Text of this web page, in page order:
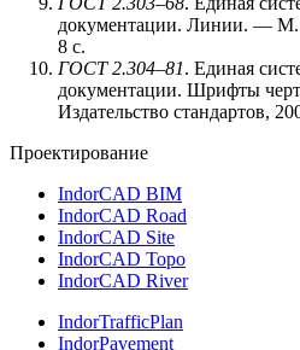
документации. Линии. —
8 с.
ГОСТ 2.304–81. Единая
документации. Шрифты
Издательство стандартов,
Проектирование
IndorCAD BIM
IndorCAD Road
IndorCAD Site
IndorCAD Topo
IndorCAD River
IndorTrafficPlan
IndorPavement